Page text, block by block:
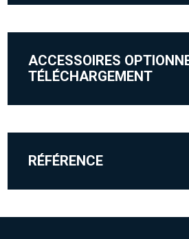
ACCESSOIRES
TÉLÉCHARGEMENT
RÉFÉRENCE